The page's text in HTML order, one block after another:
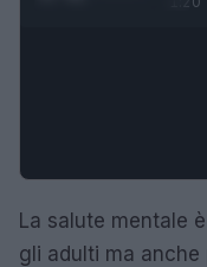
La salute mentale
gli adulti ma